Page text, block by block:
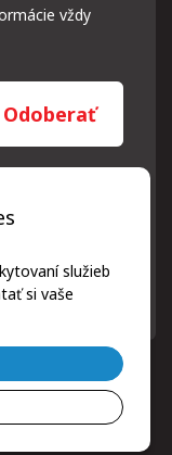
služieb
si vaše
vždy
Odoberať
len za týmto
ochrany
na odkaz, ktorý
z ktoréhokoľvek